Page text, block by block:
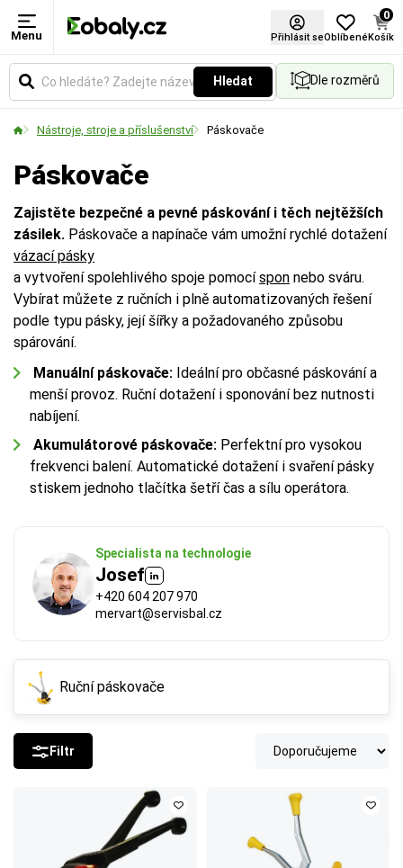
Menu Přihlásit seOblíbené
0
Košík
Hledat Dle rozměrů
Nástroje, stroje a příslušenství Páskovače
Páskovače
Zajistěte bezpečné a pevné páskování i těch nejtěžších
zásilek. Páskovače a napínače vám umožní rychlé dotažení
vázací pásky
a vytvoření spolehlivého spoje pomocíspon nebo sváru.
Vybírat můžete z ručních i plně automatizovaných řešení
podle typu pásky, její šířky a požadovaného způsobu
spárování.
Manuální páskovače: Ideální pro občasné páskování a
menší provoz. Ruční dotažení i sponování bez nutnosti
nabíjení.
Akumulátorové páskovače: Perfektní pro vysokou
frekvenci balení. Automatické dotažení i svaření pásky
stiskem jednoho tlačítka šetří čas a sílu operátora.
Specialista na technologie
Josef
+420 604 207 970
mervart@servisbal.cz
Ruční páskovače
Filtr
Šířka pásky (mm)
Udává šířku pásky nebo materiálu v milimetrech.
spoje a velikosti balených předmětů.